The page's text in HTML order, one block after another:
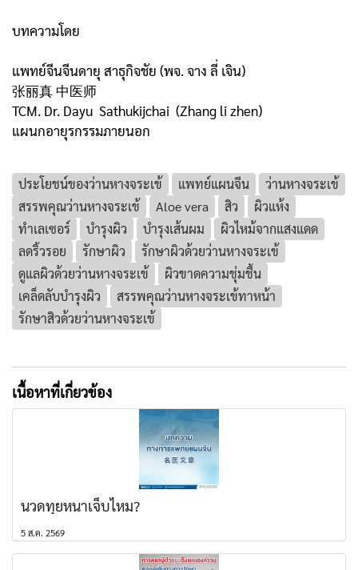
บทความโดย
แพทย์จีนจีนดายุ สาธุกิจชัย (พจ. จาง ลี่ เจิน)
张丽真 中医师
TCM. Dr. Dayu Sathukijchai (Zhang li zhen)
แผนกอายุรกรรมภายนอก
ประโยชน์ของว่านหางจระเข้ แพทย์แผนจีน
ว่านหางจระเข้
สรรพคุณว่านหางจระเข้
Aloe vera สิว
ผิวแห้ง
ทำเลเซอร์
บำรุงผิว บำรุงเส้นผม
ผิวไหม้จากแสงแดด
ลดริ้วรอย
รักษาผิว
รักษาผิวด้วยว่านหางจระเข้
ดูแลผิวด้วยว่านหางจระเข้
ผิวขาดความชุ่มชื้น
เคล็ดลับบำรุงผิว
สรรพคุณว่านหางจระเข้ทาหน้า
รักษาสิวด้วยว่านหางจระเข้
เนื้อหาที่เกี่ยวข้อง
นวดทุยหนาเจ็บไหม?
5 ส.ค. 2569